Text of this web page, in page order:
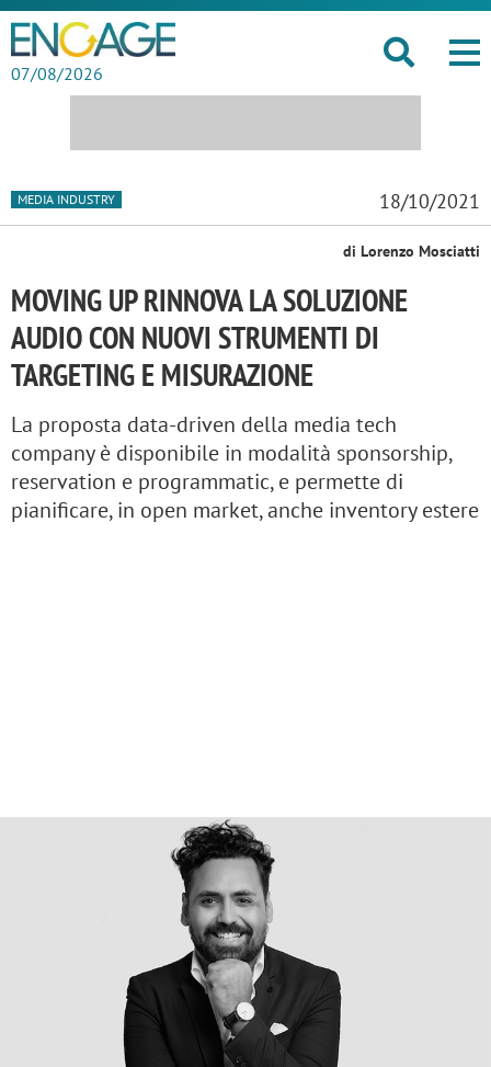
07/08/2026
MEDIA INDUSTRY 18/10/2021
di Lorenzo Mosciatti
MOVING UP RINNOVA LA SOLUZIONE
AUDIO CON NUOVI STRUMENTI DI
TARGETING E MISURAZIONE
La proposta data-driven della media tech
company è disponibile in modalità sponsorship,
reservation e programmatic, e permette di
pianificare, in open market, anche inventory estere